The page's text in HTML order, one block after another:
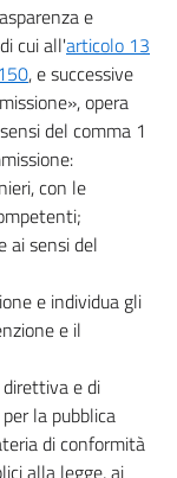
e
cui all'articolo 13
, e successive
opera
del comma 1
con le
ai sensi del
e individua gli
e il
e di
la pubblica
di conformità
alla legge, ai